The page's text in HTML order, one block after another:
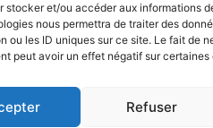
stocker et/ou accéder aux informations
nous permettra de traiter des
ou les ID uniques sur ce site. Le fait de
peut avoir un effet négatif sur
Refuser
VALIDER